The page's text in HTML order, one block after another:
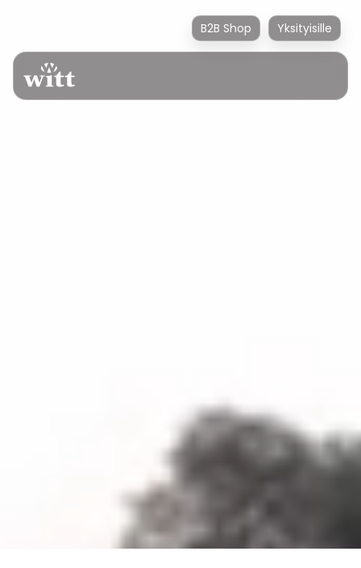
B2B Shop Yksityisille